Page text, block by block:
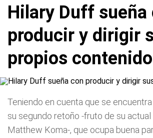
Hilary Duff sueña
producir y dirigir
propios
Teniendo en cuenta que se
su segundo retoño -fruto de su
Matthew Koma-, que ocupa buena